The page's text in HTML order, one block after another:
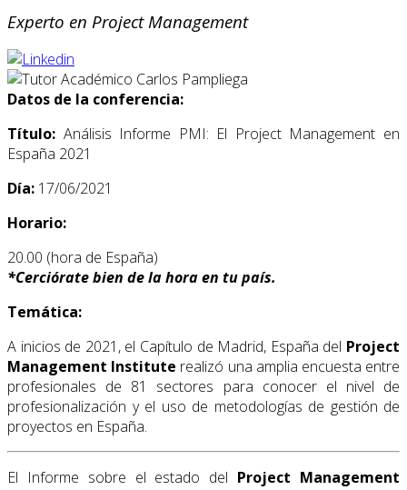
Experto en Project Management
Datos de la conferencia:
Título: Análisis Informe PMI: El Project Management en
España 2021
Día: 17/06/2021
Horario:
20.00 (hora de España)
*Cerciórate bien de la hora en tu país.
Temática:
A inicios de 2021, el Capítulo de Madrid, España del Project
Management Institute realizó una amplia encuesta entre
profesionales de 81 sectores para conocer el nivel de
profesionalización y el uso de metodologías de gestión de
proyectos en España.
El Informe sobre el estado del Project Management